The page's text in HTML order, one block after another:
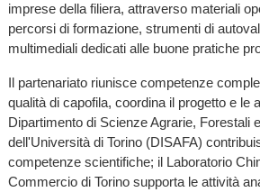
imprese della filiera, attraverso materiali
percorsi di formazione, strumenti di
multimediali dedicati alle buone pratiche
Il partenariato riunisce competenze
qualità di capofila, coordina il progetto e le
Dipartimento di Scienze Agrarie, Forestali
dell'Università di Torino (DISAFA)
competenze scientifiche; il Laboratorio
Commercio di Torino supporta le attività